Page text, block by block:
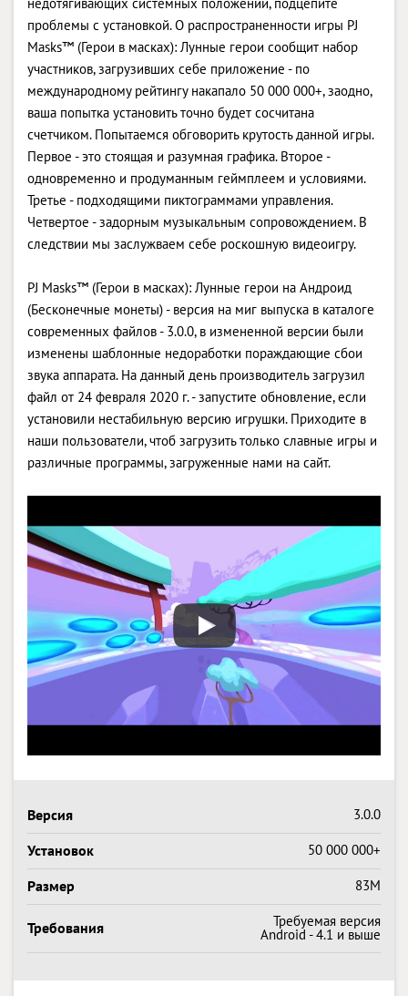
проблемы с установкой. О распространенности игры PJ
Masks™ (Герои в масках): Лунные герои сообщит набор
участников, загрузивших себе приложение - по
международному рейтингу накапало 50 000 000+, заодно,
ваша попытка установить точно будет сосчитана
счетчиком. Попытаемся обговорить крутость данной игры.
Первое - это стоящая и разумная графика. Второе -
одновременно и продуманным геймплеем и условиями.
Третье - подходящими пиктограммами управления.
Четвертое - задорным музыкальным сопровождением. В
следствии мы заслужваем себе роскошную видеоигру.
PJ Masks™ (Герои в масках): Лунные герои на Андроид
(Бесконечные монеты) - версия на миг выпуска в каталоге
современных файлов - 3.0.0, в измененной версии были
изменены шаблонные недоработки пораждающие сбои
звука аппарата. На данный день производитель загрузил
файл от 24 февраля 2020 г. - запустите обновление, если
установили нестабильную версию игрушки. Приходите в
наши пользователи, чтоб загрузить только славные игры и
различные программы, загруженные нами на сайт.
Версия 3.0.0
Установок 50 000 000+
Размер 83M
Требования Требуемая версия
Android - 4.1 и выше